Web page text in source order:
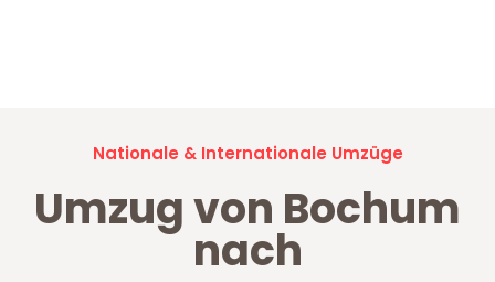
Nationale & Internationale Umzüge
Umzug von Bochum
nach